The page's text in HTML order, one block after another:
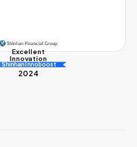
Excellent
Innovation
Shinhan Innoboost
2024